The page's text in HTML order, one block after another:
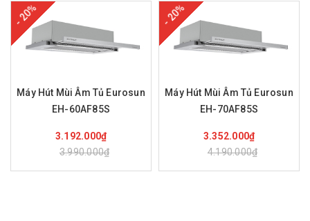
- 20%
Máy Hút Mùi Âm Tủ Eurosun
EH-60AF85S
3.192.000₫
3.990.000₫
- 20%
Máy Hút Mùi Âm Tủ Eurosun
EH-70AF85S
3.352.000₫
4.190.000₫